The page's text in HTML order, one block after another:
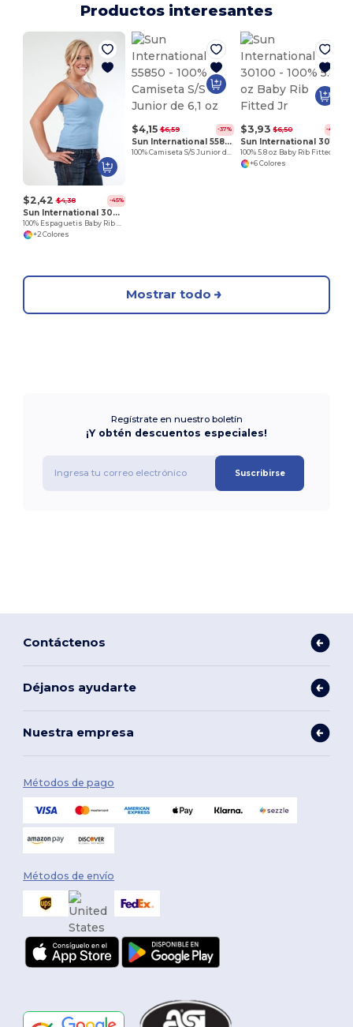
Productos interesantes
$2,42 $4,38 -45%
Sun International 30300
+2 Colores
$4,15 $6,59 -37%
Sun International 55850
$3,93 $6,50 -40%
100% 5.8 oz Baby Rib Fitted Jr
+6 Colores
Mostrar todo
Regístrate en nuestro boletín
¡Y obtén descuentos especiales!
Suscribirse
Contáctenos
Déjanos ayudarte
Nuestra empresa
Métodos de pago
Métodos de envío